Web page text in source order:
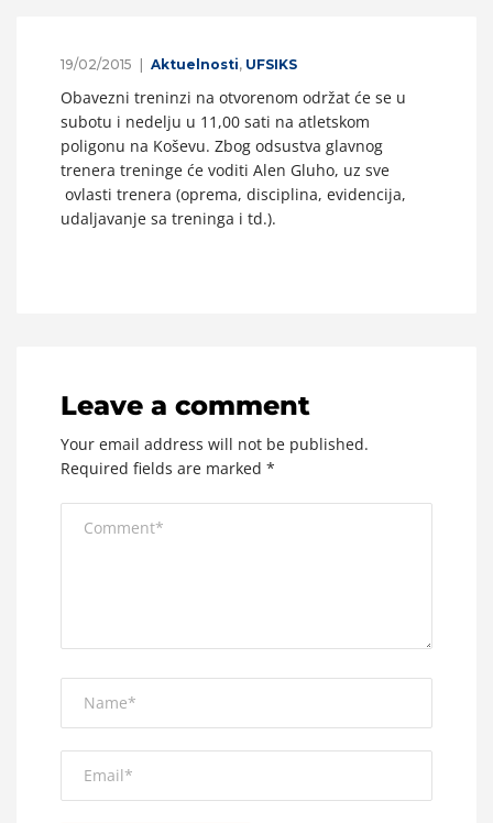
19/02/2015 Aktuelnosti, UFSIKS
Obavezni treninzi na otvorenom održat će se u
subotu i nedelju u 11,00 sati na atletskom
poligonu na Koševu. Zbog odsustva glavnog
trenera treninge će voditi Alen Gluho, uz sve
ovlasti trenera (oprema, disciplina, evidencija,
udaljavanje sa treninga i td.).
Leave a comment
Your email address will not be published.
Required fields are marked *